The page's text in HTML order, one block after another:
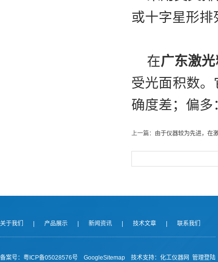
或十字星形
在广东激
受光面积数
确度差；偏
上一篇： 由于仪器较为先进，在
关于我们 产品展示 新闻资讯 技术文章 联系我们
备案号： 粤ICP备05028576号 GoogleSitemap 技术支持： 化工仪器网 管理登陆